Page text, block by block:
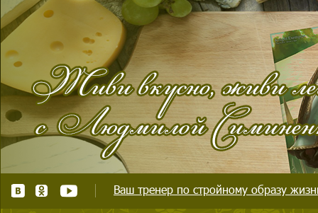
Ваш тренер по стройному образу